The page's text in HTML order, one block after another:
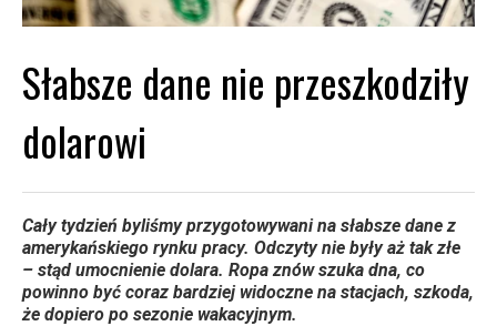
Słabsze dane nie przeszkodziły
dolarowi
Cały tydzień byliśmy przygotowywani na słabsze dane z
amerykańskiego rynku pracy. Odczyty nie były aż tak złe
– stąd umocnienie dolara. Ropa znów szuka dna, co
powinno być coraz bardziej widoczne na stacjach, szkoda,
że dopiero po sezonie wakacyjnym.